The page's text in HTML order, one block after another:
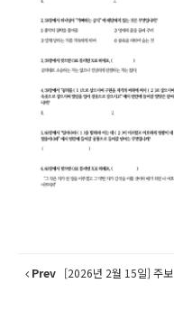
Prev [2026년 2월 15일] 주보